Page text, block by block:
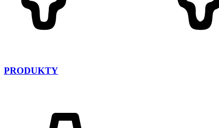
PRODUKTY